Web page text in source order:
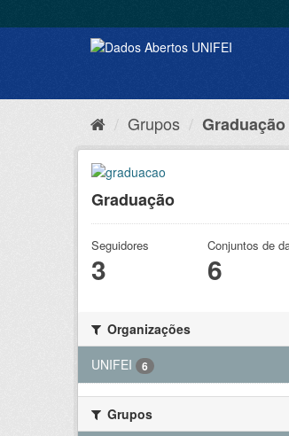
Grupos Graduação
Graduação
Seguidores
3
Conjuntos de
6
Organizações
UNIFEI
6
Grupos